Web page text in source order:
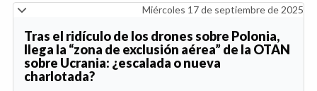
Miércoles 17 de septiembre de 2025
Tras el ridículo de los drones sobre Polonia,
llega la “zona de exclusión aérea” de la OTAN
sobre Ucrania: ¿escalada o nueva
charlotada?